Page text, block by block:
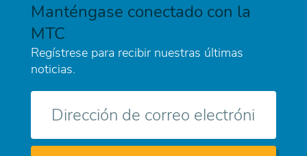
Manténgase conectado con la
MTC
Regístrese para recibir nuestras últimas
noticias.
electrónico